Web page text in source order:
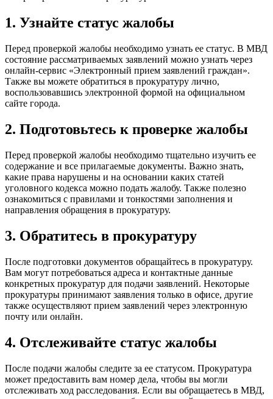
1. Узнайте статус жалобы
Перед проверкой жалобы необходимо узнать ее статус. В МВД
состояние рассматриваемых заявлений можно узнать через
онлайн-сервис «Электронный прием заявлений граждан».
Также вы можете обратиться в прокуратуру лично,
воспользовавшись электронной формой на официальном
сайте города.
2. Подготовьтесь к проверке жалобы
Перед проверкой жалобы необходимо тщательно изучить ее
содержание и все прилагаемые документы. Важно знать,
какие права нарушены и на основании каких статей
уголовного кодекса можно подать жалобу. Также полезно
ознакомиться с правилами и тонкостями заполнения и
направления обращения в прокуратуру.
3. Обратитесь в прокуратуру
После подготовки документов обращайтесь в прокуратуру.
Вам могут потребоваться адреса и контактные данные
конкретных прокуратур для подачи заявлений. Некоторые
прокуратуры принимают заявления только в офисе, другие
также осуществляют прием заявлений через электронную
почту или онлайн.
4. Отслеживайте статус жалобы
После подачи жалобы следите за ее статусом. Прокуратура
может предоставить вам номер дела, чтобы вы могли
отслеживать ход расследования. Если вы обращаетесь в МВД,